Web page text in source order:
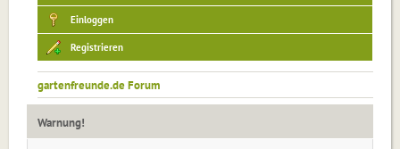
Einloggen
Registrieren
gartenfreunde.de Forum
Warnung!